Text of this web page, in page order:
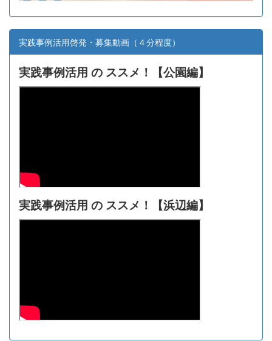
実践事例活用啓発・募集動画（４分程度）
実践事例活用 の ススメ！【公園編】
実践事例活用 の ススメ！【浜辺編】